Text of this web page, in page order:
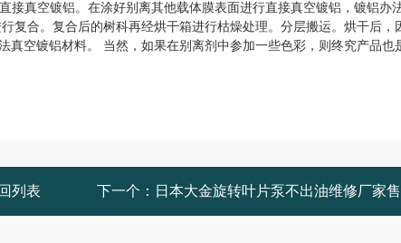
真空镀铝。在涂好别离其他载体膜表面进行直接真空镀铝，镀铝办
复合。复合后的树科再经烘干箱进行枯燥处理。分层搬运。烘干后，
空镀铝材料。 当然，如果在别离剂中参加一些色彩，则终究产品也
列表 下一个： 日本大金旋转叶片泵不出油维修厂家